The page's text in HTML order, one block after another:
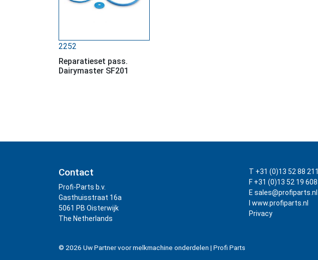
2252
Reparatieset pass.
Dairymaster SF201
Contact
Profi-Parts b.v.
Gasthuisstraat 16a
5061 PB Oisterwijk
The Netherlands
T +31 (0)13 52 88 211
F +31 (0)13 52 19 608
E sales@profiparts.nl
I www.profiparts.nl
Privacy
© 2026 Uw Partner voor melkmachine onderdelen | Profi Parts